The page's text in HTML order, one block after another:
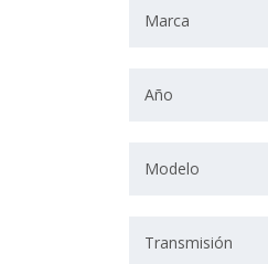
Marca
Año
Modelo
Transmisión